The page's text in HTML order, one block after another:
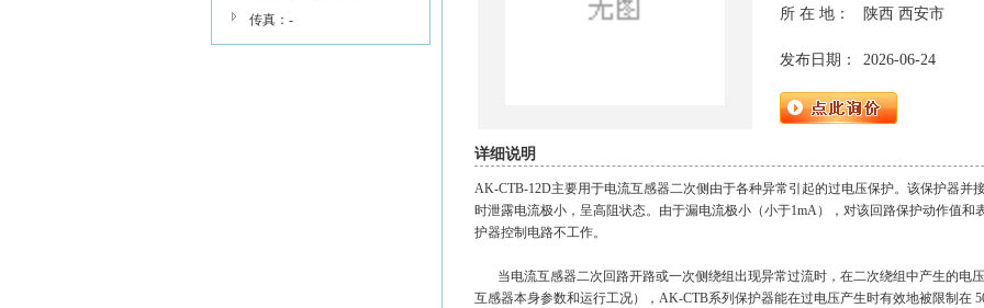
传真：-
所 在 地： 陕西 西安市
发布日期： 2026-06-24
详细说明
AK-CTB-12D主要用于电流互感器二次侧由于各种异常引起的过电压保护。该保护器并
时泄露电流极小，呈高阻状态。由于漏电流极小（小于1mA），对该回路保护动作值
护器控制电路不工作。
当电流互感器二次回路开路或一次侧绕组出现异常过流时，在二次绕组中产生的电
互感器本身参数和运行工况），AK-CTB系列保护器能在过电压产生时有效地被限制在